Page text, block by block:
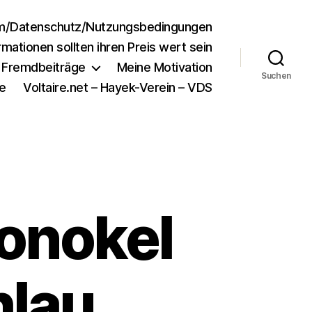
Datenschutz/Nutzungsbedingungen
sollten ihren Preis wert sein
Meine Motivation
Voltaire.net – Hayek-Verein – VDS
Suchen